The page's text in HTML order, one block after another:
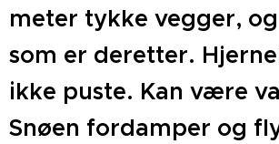
meter tykke vegger,
som er deretter.
ikke puste. Kan være
Snøen fordamper og